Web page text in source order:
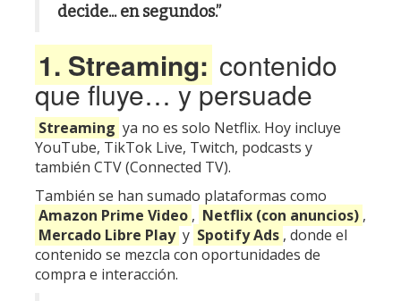
decide... en segundos.”
1. Streaming: contenido
que fluye… y persuade
Streaming ya no es solo Netflix. Hoy incluye
YouTube, TikTok Live, Twitch, podcasts y
también CTV(Connected TV).
También se han sumado plataformas como
Amazon Prime Video , Netflix (con anuncios) ,
Mercado Libre Play y Spotify Ads , donde el
contenido se mezcla con oportunidades de
compra e interacción.